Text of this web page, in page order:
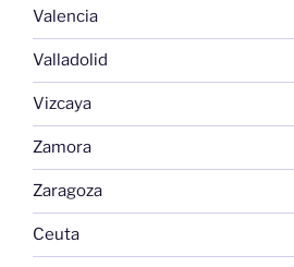
Valencia
Valladolid
Vizcaya
Zamora
Zaragoza
Ceuta